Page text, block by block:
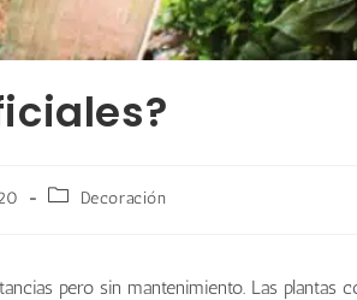
Decoración
pero sin mantenimiento. Las plantas